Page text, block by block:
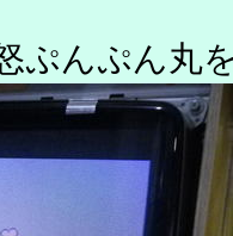
ぷんぷん丸